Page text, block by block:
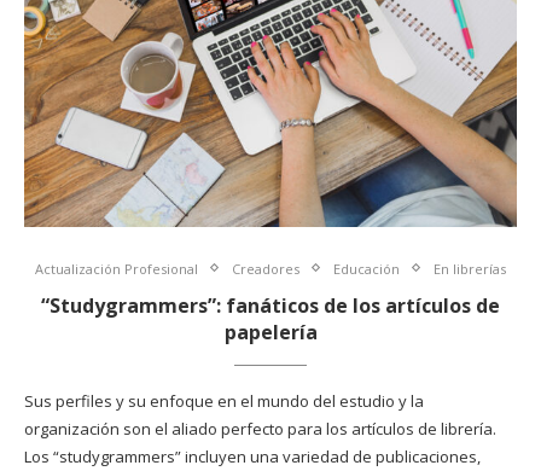
Actualización Profesional Creadores Educación En librerías
“Studygrammers”: fanáticos de los artículos de
papelería
Sus perfiles y su enfoque en el mundo del estudio y la
organización son el aliado perfecto para los artículos de librería.
Los “studygrammers” incluyen una variedad de publicaciones,